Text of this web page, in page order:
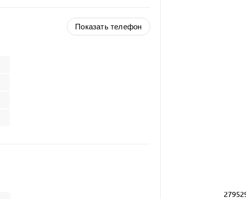
Показать телефон